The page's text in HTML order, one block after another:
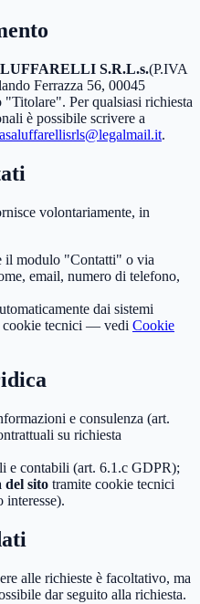
S.R.L.s.(P.IVA
Ferrazza 56, 00045
Per qualsiasi richiesta
è possibile scrivere a
.
volontariamente, in
il modulo "Contatti" o via
email, numero di telefono,
dai sistemi
cookie tecnici — vedi Cookie
e consulenza (art.
su richiesta
e contabili (art. 6.1.c GDPR);
del sito tramite cookie tecnici
alle richieste è facoltativo, ma
dar seguito alla richiesta.